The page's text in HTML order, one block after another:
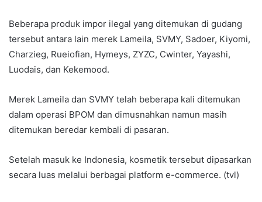
Beberapa produk impor ilegal yang ditemukan di gudang
tersebut antara lain merek Lameila, SVMY, Sadoer, Kiyomi,
Charzieg, Rueiofian, Hymeys, ZYZC, Cwinter, Yayashi,
Luodais, dan Kekemood.
Merek Lameila dan SVMY telah beberapa kali ditemukan
dalam operasi BPOM dan dimusnahkan namun masih
ditemukan beredar kembali di pasaran.
Setelah masuk ke Indonesia, kosmetik tersebut dipasarkan
secara luas melalui berbagai platform e-commerce. (tvl)